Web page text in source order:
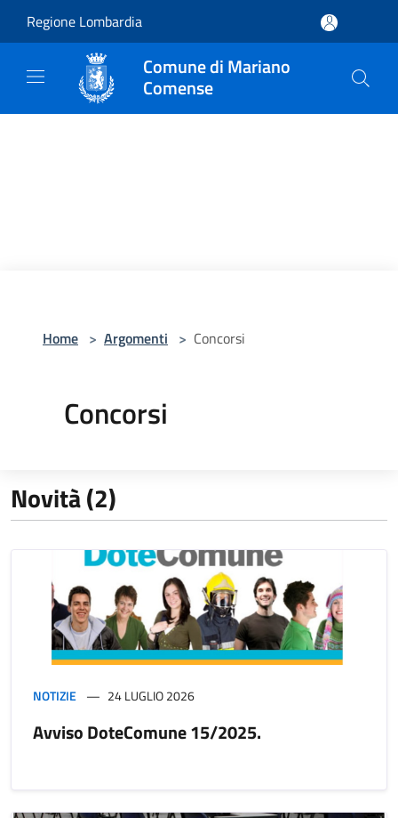
Regione Lombardia
Comune di Mariano
Comense
Home > Argomenti > Concorsi
Concorsi
Novità (2)
NOTIZIE 24 LUGLIO 2026
Avviso DoteComune 15/2025.